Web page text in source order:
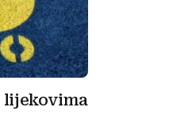
lijekovima